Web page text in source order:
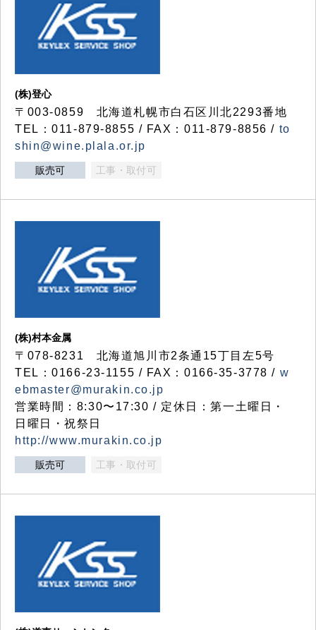
(株)登心
〒003-0859 北海道札幌市白石区川北2293番地
TEL：011-879-8855 / FAX：011-879-8856 / to
shin@wine.plala.or.jp
販売可 工事・取付可
(株)村本金属
〒078-8231 北海道旭川市2条通15丁目左5号
TEL：0166-23-1155 / FAX：0166-35-3778 / w
ebmaster@murakin.co.jp
営業時間：8:30〜17:30 / 定休日：第一土曜日・
日曜日・祝祭日
http://www.murakin.co.jp
販売可 工事・取付可